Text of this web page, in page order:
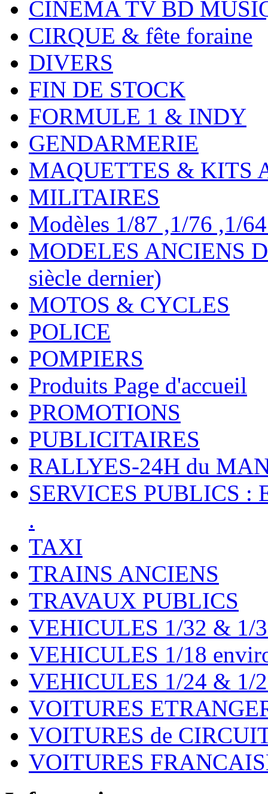
CINEMA TV BD
CIRQUE & fête foraine
DIVERS
FIN DE STOCK
FORMULE 1 & INDY
GENDARMERIE
MAQUETTES & KITS
MILITAIRES
Modèles 1/87 ,1/76 ,1/
MODELES ANCIENS
siècle dernier)
MOTOS & CYCLES
POLICE
POMPIERS
Produits Page d'accueil
PROMOTIONS
PUBLICITAIRES
RALLYES-24H du
SERVICES PUBLICS :
.
TAXI
TRAINS ANCIENS
TRAVAUX PUBLICS
VEHICULES 1/32 & 1/
VEHICULES 1/18
VEHICULES 1/24 & 1/
VOITURES
VOITURES de
VOITURES